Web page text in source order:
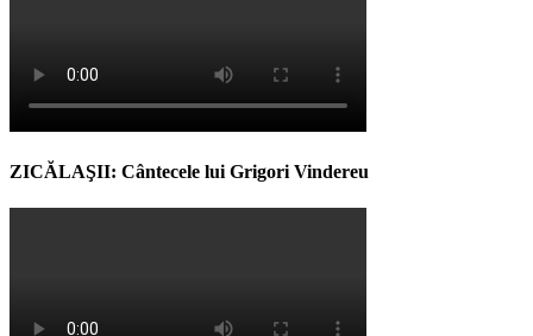
ZICĂLAŞII: Cântecele lui Grigori Vindereu